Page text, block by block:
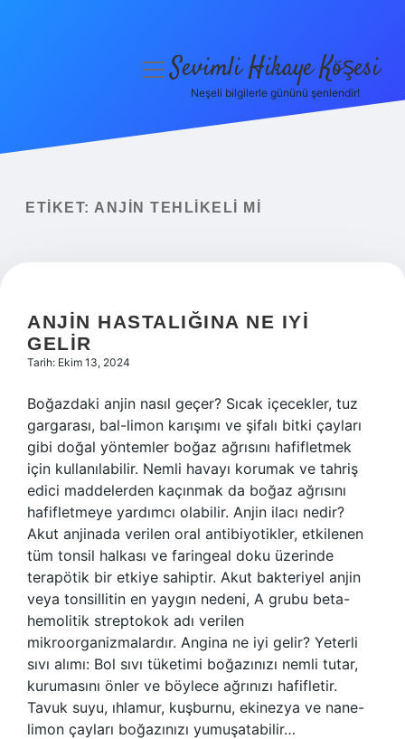
Yasal Uyarı
menüyüSevimli Hikaye Köşesi
Neşeli bilgilerle gününü şenlendir!
ETIKET: ANJIN TEHLIKELI MI
ANJIN HASTALIĞINA NE IYI
GELIR
Tarih: Ekim 13, 2024
Boğazdaki anjin nasıl geçer? Sıcak içecekler, tuz
gargarası, bal-limon karışımı ve şifalı bitki çayları
gibi doğal yöntemler boğaz ağrısını hafifletmek
için kullanılabilir. Nemli havayı korumak ve tahriş
edici maddelerden kaçınmak da boğaz ağrısını
hafifletmeye yardımcı olabilir. Anjin ilacı nedir?
Akut anjinada verilen oral antibiyotikler, etkilenen
tüm tonsil halkası ve faringeal doku üzerinde
terapötik bir etkiye sahiptir. Akut bakteriyel anjin
veya tonsillitin en yaygın nedeni, A grubu beta-
hemolitik streptokok adı verilen
mikroorganizmalardır. Angina ne iyi gelir? Yeterli
sıvı alımı: Bol sıvı tüketimi boğazınızı nemli tutar,
kurumasını önler ve böylece ağrınızı hafifletir.
Tavuk suyu, ıhlamur, kuşburnu, ekinezya ve nane-
limon çayları boğazınızı yumuşatabilir…